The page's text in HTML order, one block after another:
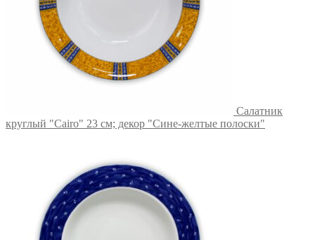
Салатник
круглый "Cairo" 23 см; декор "Сине-желтые полоски"